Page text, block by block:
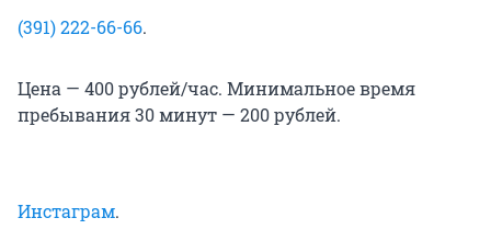
(391) 222-66-66.
Цена — 400 рублей/час. Минимальное время
пребывания 30 минут — 200 рублей.
Инстаграм.